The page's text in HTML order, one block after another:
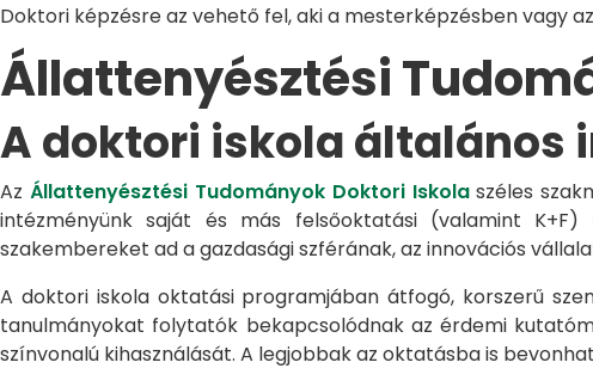
Doktori képzésre az vehető fel, aki a mesterképzésben vagy
Állattenyésztési
A doktori iskola általános
Az Állattenyésztési Tudományok Doktori Iskolaszéles
intézményünk saját és más felsőoktatási (valamint
szakembereket ad a gazdasági szférának, az innovációs
A doktori iskola oktatási programjában átfogó, korszerű
tanulmányokat folytatók bekapcsolódnak az érdemi
színvonalú kihasználását. A legjobbak az oktatásba is